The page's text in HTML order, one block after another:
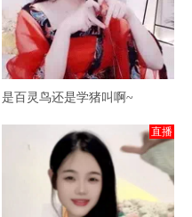
是百灵鸟还是学猪叫啊~
直播